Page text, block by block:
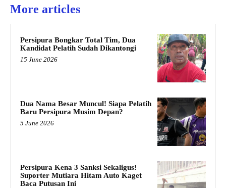
More articles
Persipura Bongkar Total Tim, Dua
Kandidat Pelatih Sudah Dikantongi
15 June 2026
Dua Nama Besar Muncul! Siapa Pelatih
Baru Persipura Musim Depan?
5 June 2026
Persipura Kena 3 Sanksi Sekaligus!
Suporter Mutiara Hitam Auto Kaget
Baca Putusan Ini